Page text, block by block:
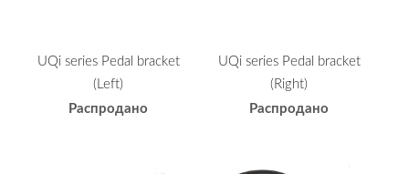
UQi series Pedal bracket
(Left)
Распродано
UQi series Pedal bracket
(Right)
Распродано